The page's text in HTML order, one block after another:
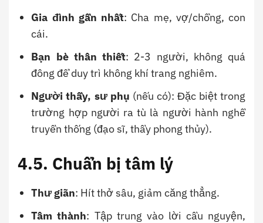
Gia đình gần nhất: Cha mẹ, vợ/chồng, con
cái.
Bạn bè thân thiết: 2-3 người, không quá
đông để duy trì không khí trang nghiêm.
Người thầy, sư phụ (nếu có): Đặc biệt trong
trường hợp người ra tù là người hành nghề
truyền thống (đạo sĩ, thầy phong thủy).
4.5. Chuẩn bị tâm lý
Thư giãn: Hít thở sâu, giảm căng thẳng.
Tâm thành: Tập trung vào lời cầu nguyện,